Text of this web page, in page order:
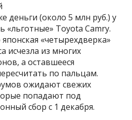
деньги (около 5 млн руб.) у
«льготные» Toyota Camry.
«четырехдверка»
исчезла из многих
а оставшееся
по пальцам.
ожидают свежих
попадают под
сбор с 1 декабря.